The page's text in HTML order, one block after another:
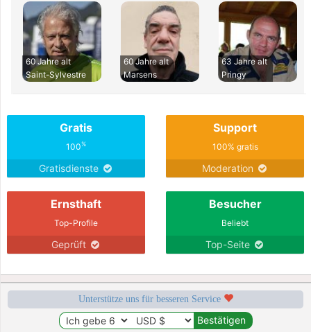
60 Jahre alt
Saint-Sylvestre
60 Jahre alt
Marsens
63 Jahre alt
Pringy
Gratis
100%
Gratisdienste
Support
100% gratis
Moderation
Ernsthaft
Top-Profile
Geprüft
Besucher
Beliebt
Top-Seite
Unterstütze uns für besseren Service